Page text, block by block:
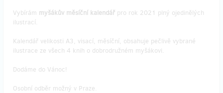
Vybírám myšákův měsíční kalendář pro rok 2021 plný ojedinělých
ilustrací.
Kalendář velikosti A3, visací, měsíční, obsahuje pečlivě vybrané
ilustrace ze všech 4 knih o dobrodružném myšákovi.
Dodáme do Vánoc!
Osobní odběr možný v Praze.